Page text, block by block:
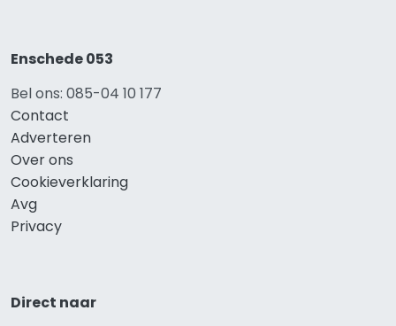
Enschede 053
Bel ons: 085-04 10 177
Contact
Adverteren
Over ons
Cookieverklaring
Avg
Privacy
Direct naar